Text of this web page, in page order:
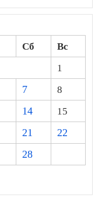
Сб
Вс
1
7
8
14
15
21
22
28